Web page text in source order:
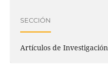
SECCIÓN
Artículos de Investigación